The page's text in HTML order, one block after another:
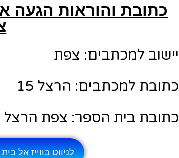
כתובת והוראות הגעה
יישוב למכתבים: צפת
כתובת למכתבים: הרצל 15
כתובת בית הספר: צפת הרצל 15
לניווט בווייז אל